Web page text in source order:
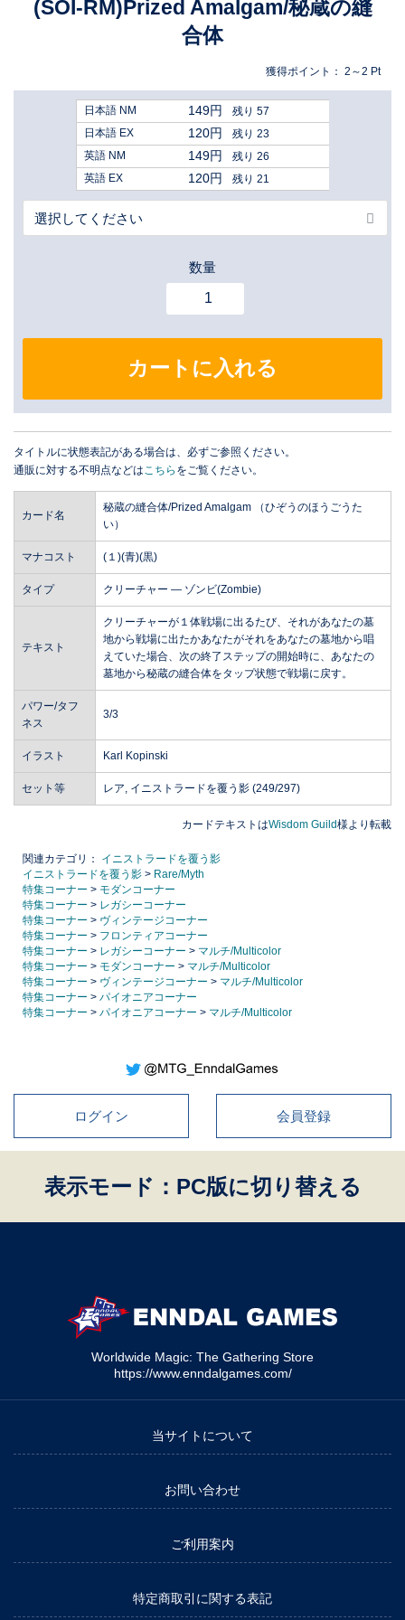
(SOI-RM)Prized Amalgam/秘蔵の縫
合体
獲得ポイント： 2～2 Pt
日本語 NM 149円
残り 57
日本語 EX
120円
残り 23
英語 NM
149円
残り 26
英語 EX
120円 残り 21
数量
カートに入れる
タイトルに状態表記がある場合は、必ずご参照ください。
通販に対する不明点などは こちら をご覧ください。
カード名
秘蔵の縫合体/Prized Amalgam （ひぞうのほうごうた
い）
マナコスト (１)(青)(黒)
タイプ クリーチャー ― ゾンビ(Zombie)
テキスト
クリーチャーが１体戦場に出るたび、それがあなたの墓
地から戦場に出たかあなたがそれをあなたの墓地から唱
えていた場合、次の終了ステップの開始時に、あなたの
墓地から秘蔵の縫合体をタップ状態で戦場に戻す。
パワー/タフ
ネス
3/3
イラスト Karl Kopinski
セット等 レア, イニストラードを覆う影 (249/297)
カードテキストはWisdom Guild様より転載
関連カテゴリ：
イニストラードを覆う影
イニストラードを覆う影 > Rare/Myth
特集コーナー > モダンコーナー
特集コーナー > レガシーコーナー
特集コーナー > ヴィンテージコーナー
特集コーナー > フロンティアコーナー
特集コーナー > レガシーコーナー > マルチ/Multicolor
特集コーナー > モダンコーナー > マルチ/Multicolor
特集コーナー > ヴィンテージコーナー > マルチ/Multicolor
特集コーナー > パイオニアコーナー
特集コーナー > パイオニアコーナー > マルチ/Multicolor
ログイン 会員登録
表示モード：PC版に切り替える
Worldwide Magic: The Gathering Store
https://www.enndalgames.com/
当サイトについて
お問い合わせ
ご利用案内
特定商取引に関する表記